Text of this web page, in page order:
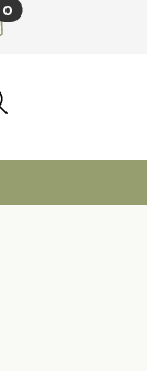
0
items in cart